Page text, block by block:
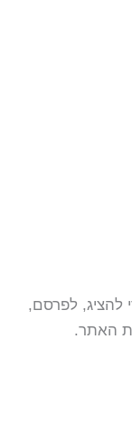
להציג, לפרסם,
האתר.